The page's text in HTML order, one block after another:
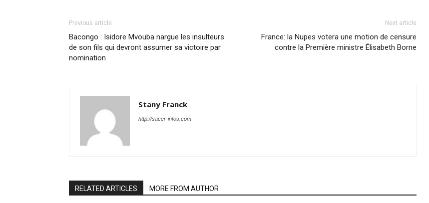
Previous article
Bacongo : Isidore Mvouba nargue les insulteurs
de son fils qui devront assumer sa victoire par
nomination
Next article
France: la Nupes votera une motion de censure
contre la Première ministre Élisabeth Borne
Stany Franck
http://sacer-infos.com
RELATED ARTICLES MORE FROM AUTHOR